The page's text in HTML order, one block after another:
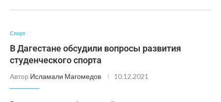
Спорт
В Дагестане обсудили вопросы развития
студенческого спорта
Автор Исламали Магомедов 10.12.2021